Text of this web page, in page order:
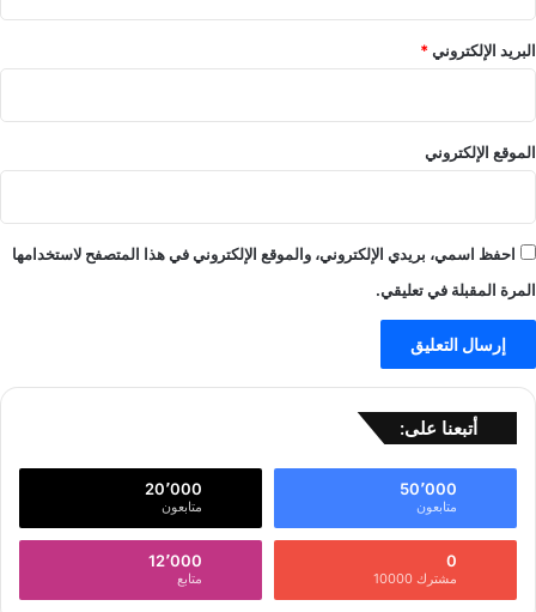
البريد الإلكتروني*
الموقع الإلكتروني
احفظ اسمي، بريدي الإلكتروني، والموقع الإلكتروني في هذا المتصفح لاستخدامها
المرة المقبلة في تعليقي.
أتبعنا على:
50٬000
متابعون
20٬000
متابعون
0
مشترك 10000
12٬000
متابع